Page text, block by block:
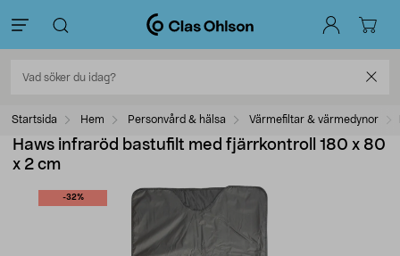
Startsida Hem Personvård & hälsa Värmefiltar & värmedynor
Haws infraröd bastufilt med fjärrkontroll 180 x 80
x 2 cm
-32%